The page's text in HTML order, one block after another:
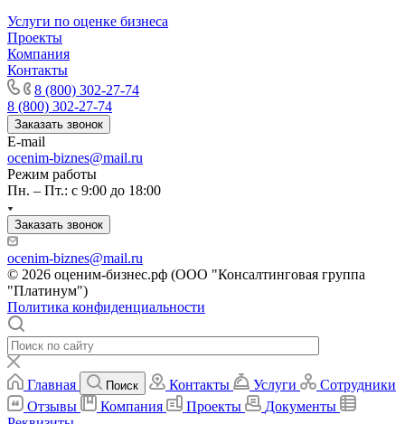
Услуги по оценке бизнеса
Проекты
Компания
Контакты
8 (800) 302-27-74
8 (800) 302-27-74
Заказать звонок
E-mail
ocenim-biznes@mail.ru
Режим работы
Пн. – Пт.: с 9:00 до 18:00
Заказать звонок
ocenim-biznes@mail.ru
© 2026 оценим-бизнес.рф (ООО "Консалтинговая группа
"Платинум")
Политика конфиденциальности
Главная Поиск Контакты Услуги
Сотрудники
Отзывы
Компания Проекты
Документы
Ковров
Когалым
Кодинск
Козельск
Коломна
Колпашево
Кольчугино
Комсомольск-на-Амуре
Конаково
Копейск
Кореновск
Коркино
Корсаков
Кострома
Котельники
Котлас
Красноармейск
Красногорск
Краснодар